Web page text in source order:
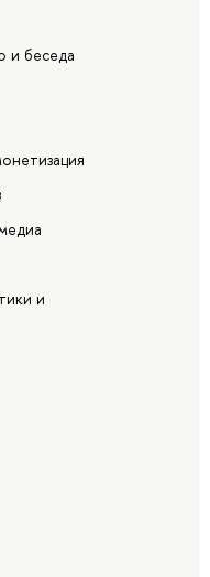
и беседа
и